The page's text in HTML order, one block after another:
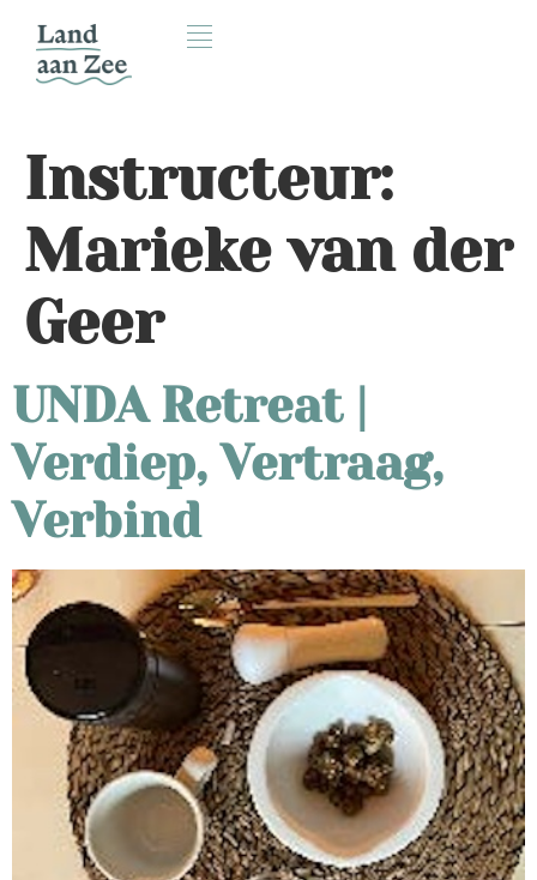
Instructeur:
Marieke van der
Geer
UNDA Retreat |
Verdiep, Vertraag,
Verbind